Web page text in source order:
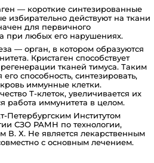
— короткие синтезированные
избирательно действуют на ткани
для первичного
при любых его нарушениях.
— орган, в котором образуются
Кристаген способствует
тканей тимуса. Таким
способность, синтезировать,
иммунные клетки.
Т-клеток, увеличивается их
работа иммунитета в целом.
Петербургским Институтом
СЗО РАМН по технологии,
В. Х. Не является лекарственным
с основным лечением.